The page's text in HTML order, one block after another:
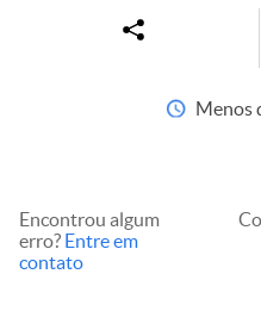
Menos
Encontrou algum
erro? Entre em
contato